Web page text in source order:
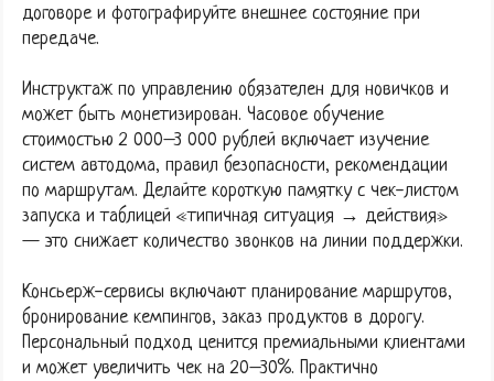
договоре и фотографируйте внешнее состояние при
передаче.
Инструктаж по управлению обязателен для новичков и
может быть монетизирован. Часовое обучение
стоимостью 2 000–3 000 рублей включает изучение
систем автодома, правил безопасности, рекомендации
по маршрутам. Делайте короткую памятку с чек-листом
запуска и таблицей «типичная ситуация → действия»
— это снижает количество звонков на линии поддержки.
Консьерж-сервисы включают планирование маршрутов,
бронирование кемпингов, заказ продуктов в дорогу.
Персональный подход ценится премиальными клиентами
и может увеличить чек на 20–30%. Практично